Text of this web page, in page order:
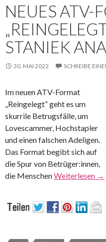
NEUES ATV-
STANIEK
30. MAI 2022 SCHREIBE
Im neuen ATV-Format
„Reingelegt“ geht es um
skurrile Betrugsfälle, um
Lovescammer, Hochstapler
und einen falschen Adeligen.
Das Format begibt sich auf
die Spur von Betrüger:innen,
die MenschenWeiterlesen →